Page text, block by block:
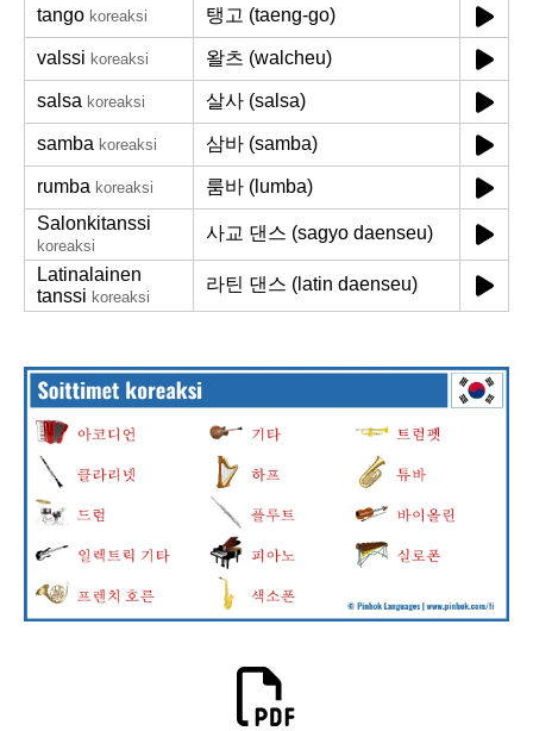
tango koreaksi 탱고 (taeng-go)
valssi koreaksi 왈츠 (walcheu)
salsa koreaksi 살사 (salsa)
samba koreaksi 삼바 (samba)
rumba koreaksi
룸바 (lumba)
Salonkitanssi
koreaksi
사교 댄스 (sagyo daenseu)
Latinalainen
tanssi koreaksi
라틴 댄스 (latin daenseu)